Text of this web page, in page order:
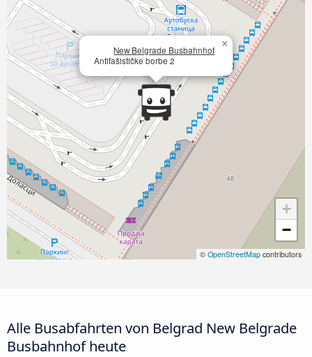
New Belgrade Busbahnhof
Antifašističke borbe 2
×
+
−
© OpenStreetMap contributors
Alle Busabfahrten von Belgrad New Belgrade
Busbahnhof heute